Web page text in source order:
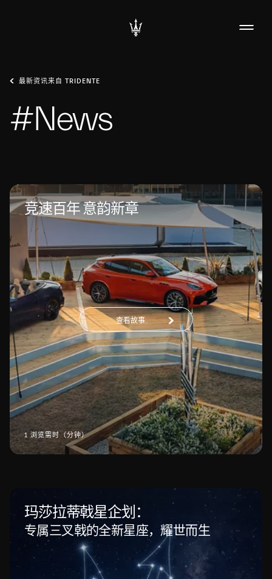
最新资讯来自 TRIDENTE
#News
竞速百年 意韵新章
1 浏览需时（分钟）
查看故事
玛莎拉蒂戟星企划：
专属三叉戟的全新星座，耀世而生